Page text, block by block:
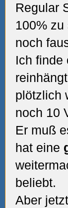
Regular
100%
noch
Ich finde
plötzlich
noch 10
Er muß
hat eine
beliebt.
Aber